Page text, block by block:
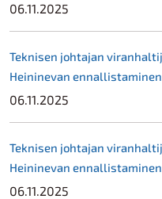
06.11.2025
Teknisen johtajan
Heininevan
06.11.2025
Teknisen johtajan
Heininevan
06.11.2025